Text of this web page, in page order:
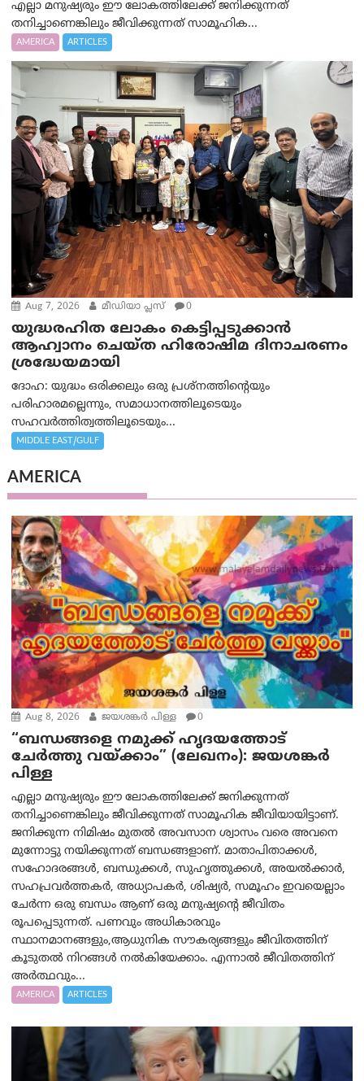
എല്ലാ മനുഷ്യരും ഈ ലോകത്തിലേക്ക് ജനിക്കുന്നത്
തനിച്ചാണെങ്കിലും ജീവിക്കുന്നത് സാമൂഹിക...
AMERICA ARTICLES
Aug 7, 2026 മീഡിയാ പ്ലസ് 0
യുദ്ധരഹിത ലോകം കെട്ടിപ്പടുക്കാന്‍
ആഹ്വാനം ചെയ്ത ഹിരോഷിമ ദിനാചരണം
ശ്രദ്ധേയമായി
ദോഹ: യുദ്ധം ഒരിക്കലും ഒരു പ്രശ്‌നത്തിന്റെയും
പരിഹാരമല്ലെന്നും, സമാധാനത്തിലൂടെയും
സഹവര്‍ത്തിത്വത്തിലൂടെയും...
MIDDLE EAST/GULF
AMERICA
Aug 8, 2026 ജയശങ്കര്‍ പിള്ള 0
“ബന്ധങ്ങളെ നമുക്ക് ഹൃദയത്തോട്
ചേർത്തു വയ്ക്കാം” (ലേഖനം): ജയശങ്കര്‍
പിള്ള
എല്ലാ മനുഷ്യരും ഈ ലോകത്തിലേക്ക് ജനിക്കുന്നത്
തനിച്ചാണെങ്കിലും ജീവിക്കുന്നത് സാമൂഹിക ജീവിയായിട്ടാണ്.
ജനിക്കുന്ന നിമിഷം മുതൽ അവസാന ശ്വാസം വരെ അവനെ
മുന്നോട്ടു നയിക്കുന്നത് ബന്ധങ്ങളാണ്. മാതാപിതാക്കൾ,
സഹോദരങ്ങൾ, ബന്ധുക്കൾ, സുഹൃത്തുക്കൾ, അയൽക്കാർ,
സഹപ്രവർത്തകർ, അധ്യാപകർ, ശിഷ്യർ, സമൂഹം ഇവയെല്ലാം
ചേർന്ന ഒരു ബന്ധം ആണ് ഒരു മനുഷ്യന്റെ ജീവിതം
രൂപപ്പെടുന്നത്. പണവും അധികാരവും
സ്ഥാനമാനങ്ങളും,ആധുനിക സൗകര്യങ്ങളും ജീവിതത്തിന്
കൂടുതൽ നിറങ്ങൾ നൽകിയേക്കാം. എന്നാൽ ജീവിതത്തിന്
അർത്ഥവും...
AMERICA ARTICLES